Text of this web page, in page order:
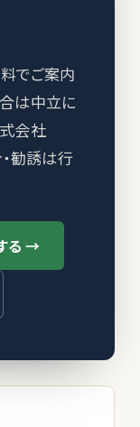
でご案内
は中立に
会社
勧誘は行
る →